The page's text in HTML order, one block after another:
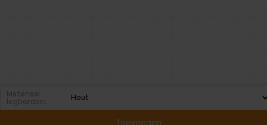
Materiaal
legborden:
Toevoegen